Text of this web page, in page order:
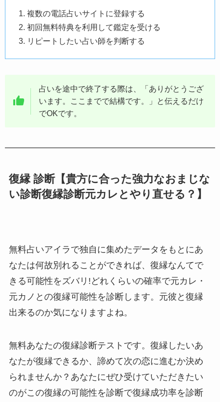
複数の電話占いサイトに登録する
初回無料特典を利用して鑑定を受ける
リピートしたい占い師を判断する
占いを途中で終了する際は、「ありがとうござ
います。ここまでで結構です。」と伝えるだけ
でOKです。
復縁 診断【貴方に合った強力なおまじな
い診断復縁診断元カレとやり直せる？】
無料占いアイラで独自に集めたデータをもとにあ
なたは何故別れることができれば、復縁なんてで
きる可能性をズバリ!どれくらいの確率で元カレ・
元カノとの復縁可能性を診断します。元彼と復縁
出来るのか気になりますよね。
無料あなたの復縁診断テストです。復縁したいあ
なたが復縁できるか、諦めて次の恋に進むか決め
られませんか？あなたにぜひ受けていただきたい
のがこの復縁の可能性を診断で復縁成功率を診断